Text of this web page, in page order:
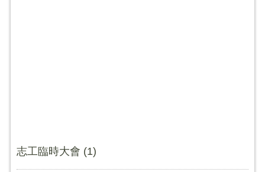
志工臨時大會 (1)